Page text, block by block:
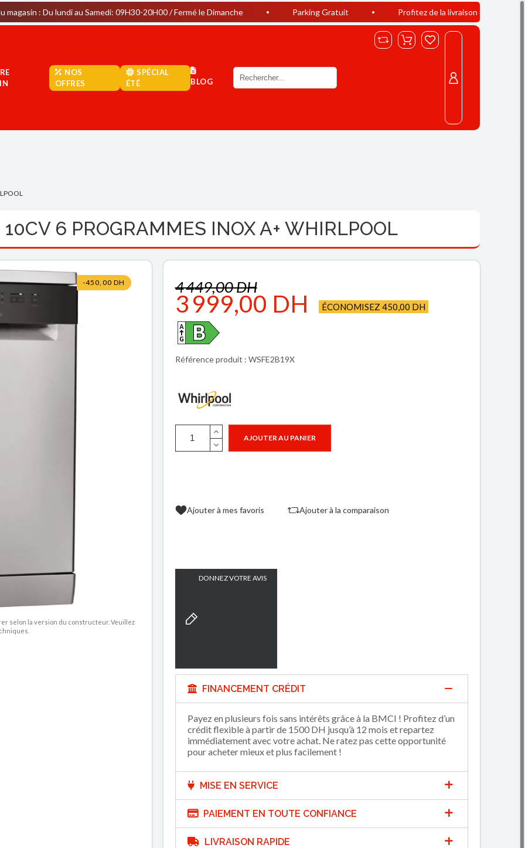
lundi au Samedi: 09H30-20H00 / Fermé le Dimanche Parking Gratuit Profitez de la livraison offerte à Casablanca dès
NOS
OFFRES
SPÉCIAL
ÉTÉ
BLOG
6 PROGRAMMES INOX A+ WHIRLPOOL
-450,00 DH
selon la version du constructeur. Veuillez
4 449,00 DH
3 999,00 DH ÉCONOMISEZ 450,00 DH
Référence produit : WSFE2B19X
AJOUTER AU PANIER
Ajouter à mes favoris Ajouter à la comparaison
DONNEZ VOTRE AVIS
FINANCEMENT CRÉDIT
Payez en plusieurs fois sans intérêts grâce à la BMCI ! Profitez d’un
crédit flexible à partir de 1500 DH jusqu’à 12 mois et repartez
immédiatement avec votre achat. Ne ratez pas cette opportunité
pour acheter mieux et plus facilement !
MISE EN SERVICE
PAIEMENT EN TOUTE CONFIANCE
LIVRAISON RAPIDE